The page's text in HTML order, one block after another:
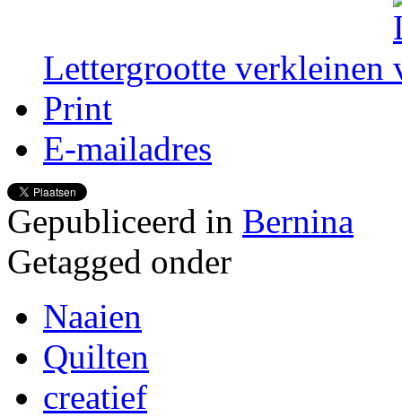
Lettergrootte verkleinen
Print
E-mailadres
Gepubliceerd in Bernina
Getagged onder
Naaien
Quilten
creatief